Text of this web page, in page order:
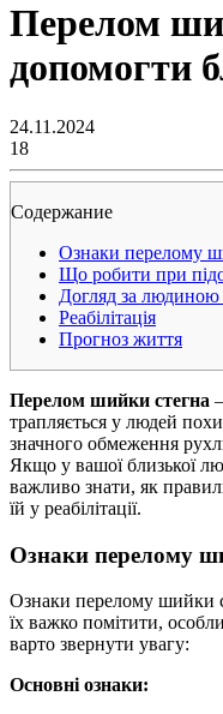
Перелом
допомогти
24.11.2024
18
Содержание
Ознаки перелому
Що робити при
Догляд за
Реабілітація
Прогноз життя
Перелом шийки стегна
трапляється у людей
значного обмеження
Якщо у вашої близької
важливо знати, як
їй у реабілітації.
Ознаки перелому
Ознаки перелому шийки
їх важко помітити,
варто звернути увагу:
Основні ознаки: